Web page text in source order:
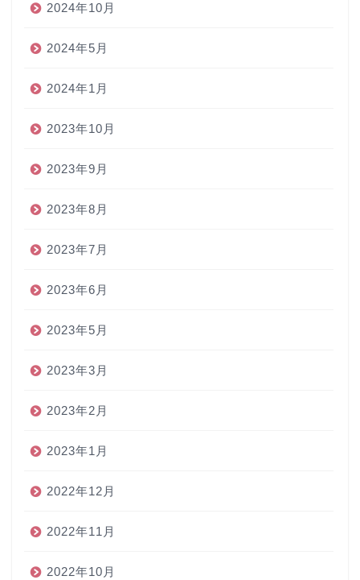
2024年10月
2024年5月
2024年1月
2023年10月
2023年9月
2023年8月
2023年7月
2023年6月
2023年5月
2023年3月
2023年2月
2023年1月
2022年12月
2022年11月
2022年10月